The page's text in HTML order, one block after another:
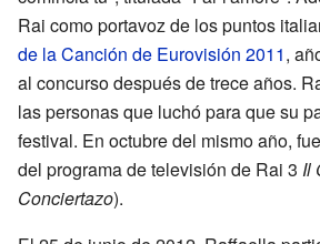
Rai como portavoz de los puntos
de la Canción de Eurovisión 2011,
al concurso después de trece años.
las personas que luchó para que su
festival. En octubre del mismo año,
del programa de televisión de Rai 3 Il
Conciertazo).